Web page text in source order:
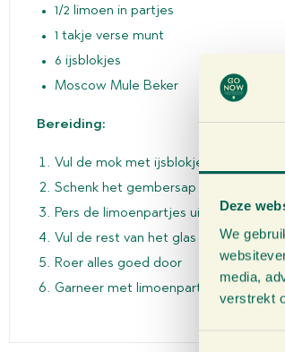
Deze
We
media,
verstrekt
1/2 limoen in partjes
1 takje verse munt
6 ijsblokjes
Moscow Mule Beker
Bereiding:
Vul de mok met ijsblokjes
Schenk het gembersap in de beker
Pers de limoenpartjes uit en bewaar
Vul de rest van het glas met
Roer alles goed door
Garneer met limoenpartjes en verse